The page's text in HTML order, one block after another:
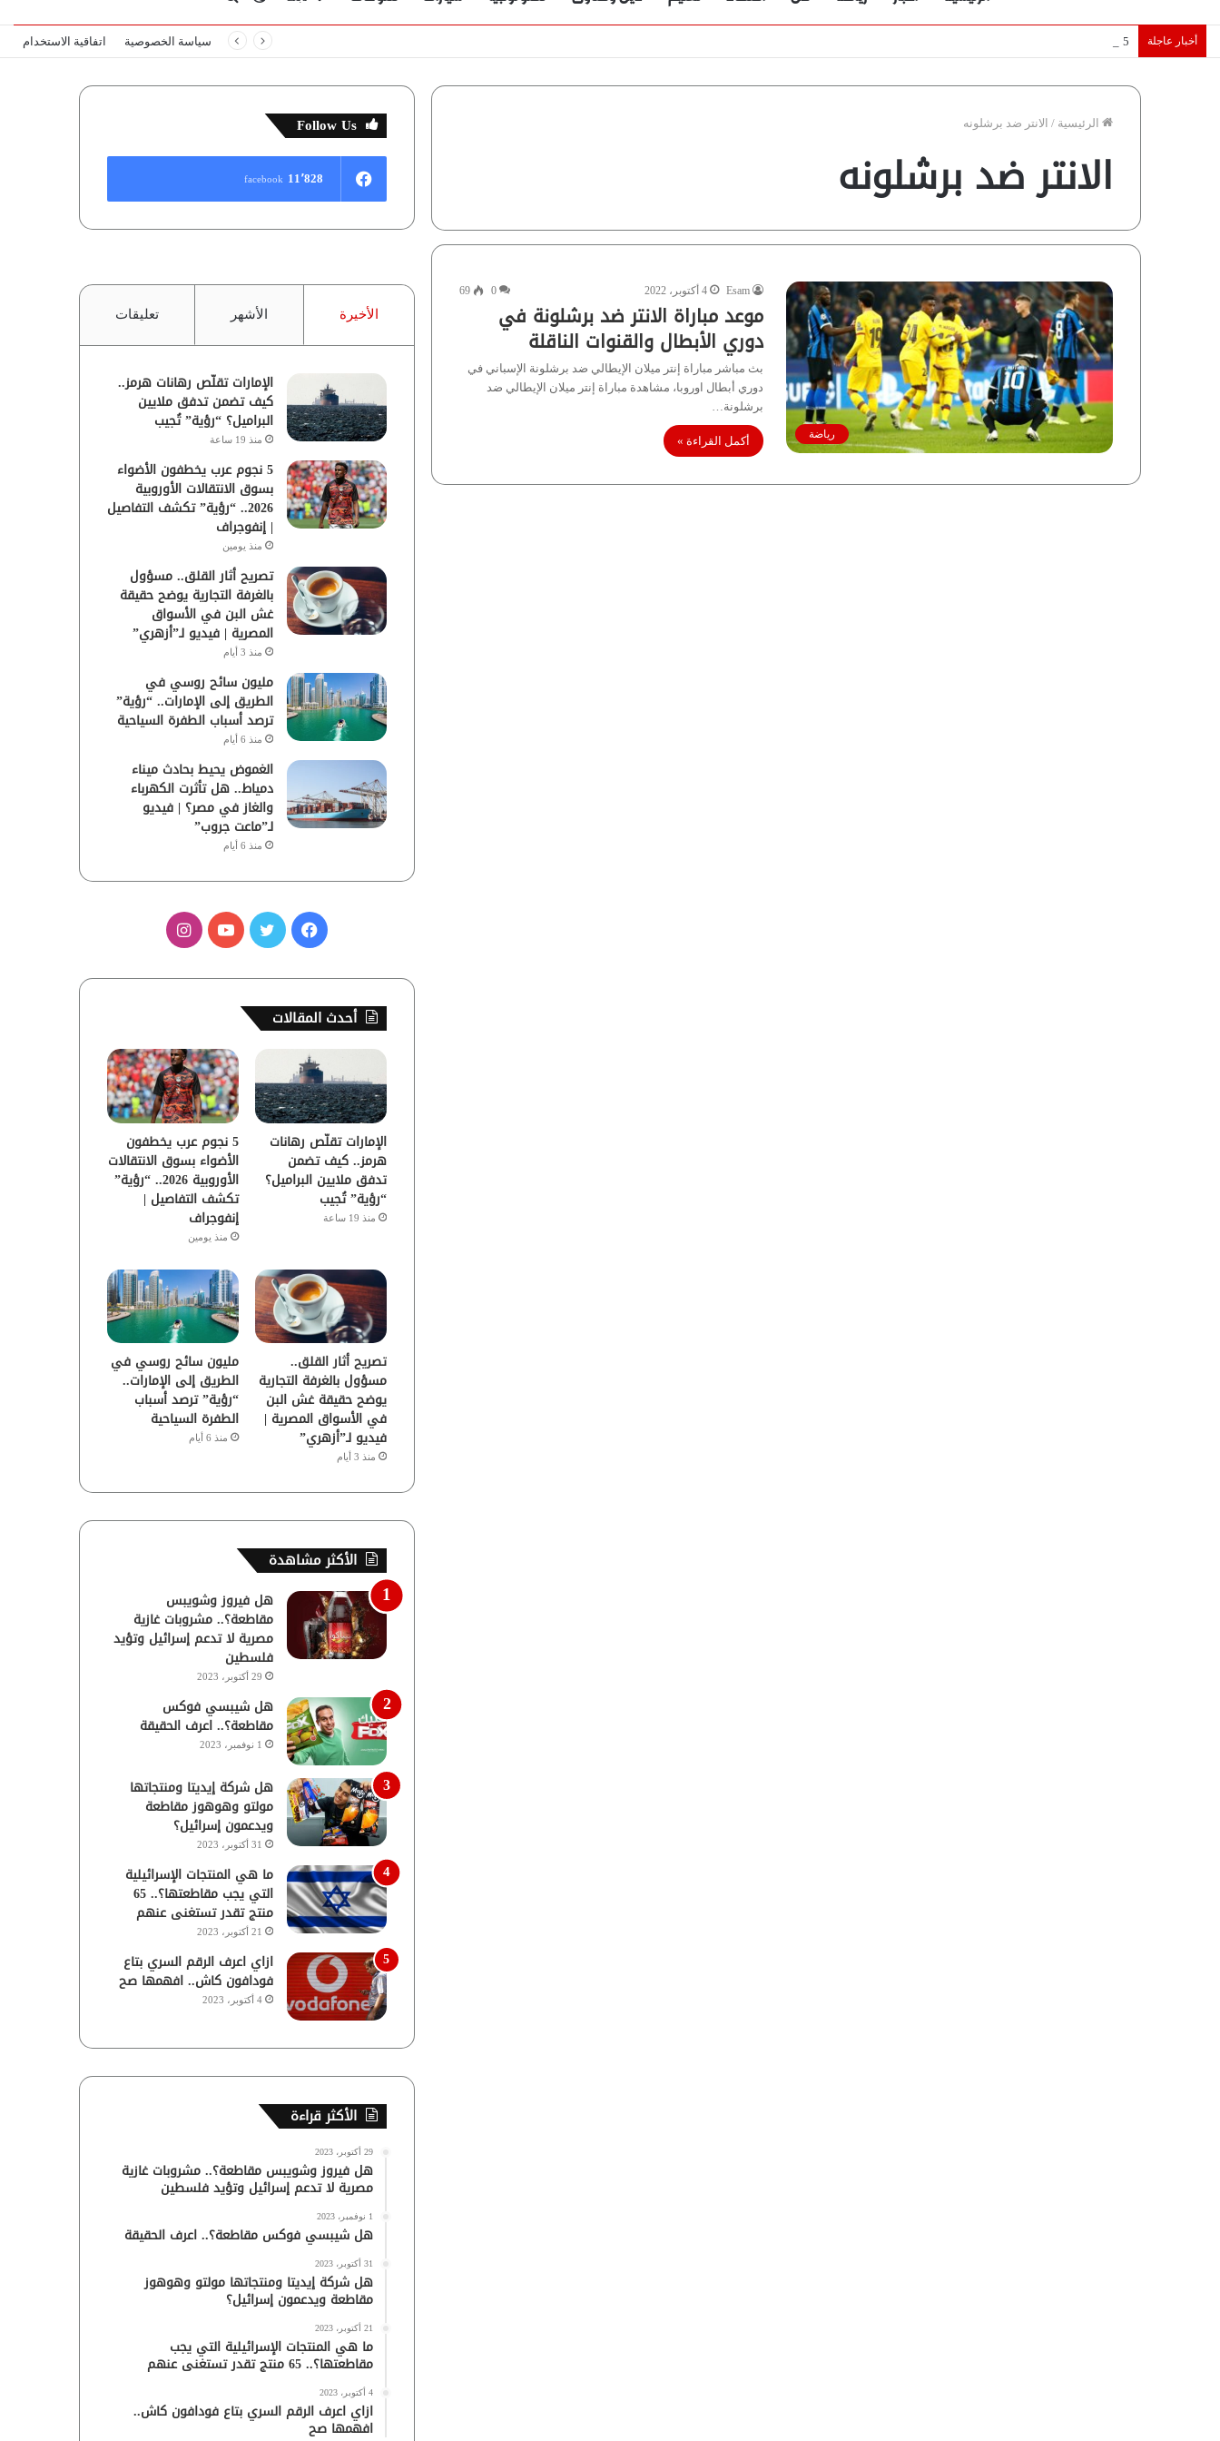
عنالمظلم
أخبار عاجلة 5 نجوم عرب يخطفون الأضواء بسوق الانتقالات الأوروبية 2026.. “رؤية” تكشف التفاصيل | إنفوجراف سياسة الخصوصية اتفاقية الاستخدام
الرئيسية / الانتر ضد برشلونه
الانتر ضد برشلونه
رياضة
Esam 4 أكتوبر، 2022 0
69
موعد مباراة الانتر ضد برشلونة في
دوري الأبطال والقنوات الناقلة
بث مباشر مباراة إنتر ميلان الإيطالي ضد برشلونة الإسباني في
دوري أبطال اوروبا، مشاهدة مباراة إنتر ميلان الإيطالي ضد
برشلونة…
أكمل القراءة »
Follow Us
11٬828 facebook
الأخيرة الأشهر تعليقات
الإمارات تقلّص رهانات هرمز..
كيف تضمن تدفق ملايين
البراميل؟ “رؤية” تُجيب
منذ 19 ساعة
5 نجوم عرب يخطفون الأضواء
بسوق الانتقالات الأوروبية
2026.. “رؤية” تكشف التفاصيل
| إنفوجراف
منذ يومين
تصريح أثار القلق.. مسؤول
بالغرفة التجارية يوضح حقيقة
غش البن في الأسواق
المصرية | فيديو لـ”أزهري”
منذ 3 أيام
مليون سائح روسي في
الطريق إلى الإمارات.. “رؤية”
ترصد أسباب الطفرة السياحية
منذ 6 أيام
الغموض يحيط بحادث ميناء
دمياط.. هل تأثرت الكهرباء
والغاز في مصر؟ | فيديو
لـ”ماعت جروب”
منذ 6 أيام
ف
س
و
ك
ي
و
ب
ا
ق
ر
ا
م
أحدث المقالات
الإمارات تقلّص رهانات
هرمز.. كيف تضمن
تدفق ملايين البراميل؟
“رؤية” تُجيب
منذ 19 ساعة
5 نجوم عرب يخطفون
الأضواء بسوق الانتقالات
الأوروبية 2026.. “رؤية”
تكشف التفاصيل |
إنفوجراف
منذ يومين
تصريح أثار القلق..
مسؤول بالغرفة التجارية
يوضح حقيقة غش البن
في الأسواق المصرية |
فيديو لـ”أزهري”
منذ 3 أيام
مليون سائح روسي في
الطريق إلى الإمارات..
“رؤية” ترصد أسباب
الطفرة السياحية
منذ 6 أيام
الأكثر مشاهدة
هل فيروز وشويبس
مقاطعة؟.. مشروبات غازية
مصرية لا تدعم إسرائيل وتؤيد
فلسطين
29 أكتوبر، 2023
هل شيبسي فوكس
مقاطعة؟.. اعرف الحقيقة
1 نوفمبر، 2023
هل شركة إيديتا ومنتجاتها
مولتو وهوهوز مقاطعة
ويدعمون إسرائيل؟
31 أكتوبر، 2023
ما هي المنتجات الإسرائيلية
التي يجب مقاطعتها؟.. 65
منتج تقدر تستغنى عنهم
21 أكتوبر، 2023
ازاي اعرف الرقم السري بتاع
فودافون كاش.. افهمها صح
4 أكتوبر، 2023
الأكثر قراءة
29 أكتوبر، 2023
هل فيروز وشويبس مقاطعة؟.. مشروبات غازية
مصرية لا تدعم إسرائيل وتؤيد فلسطين
1 نوفمبر، 2023
هل شيبسي فوكس مقاطعة؟.. اعرف الحقيقة
31 أكتوبر، 2023
هل شركة إيديتا ومنتجاتها مولتو وهوهوز
مقاطعة ويدعمون إسرائيل؟
21 أكتوبر، 2023
ما هي المنتجات الإسرائيلية التي يجب
مقاطعتها؟.. 65 منتج تقدر تستغنى عنهم
4 أكتوبر، 2023
ازاي اعرف الرقم السري بتاع فودافون كاش..
افهمها صح